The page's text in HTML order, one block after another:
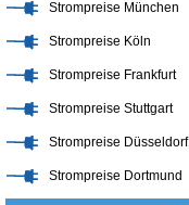
Strompreise München
Strompreise Köln
Strompreise Frankfurt
Strompreise Stuttgart
Strompreise Düsseldorf
Strompreise Dortmund